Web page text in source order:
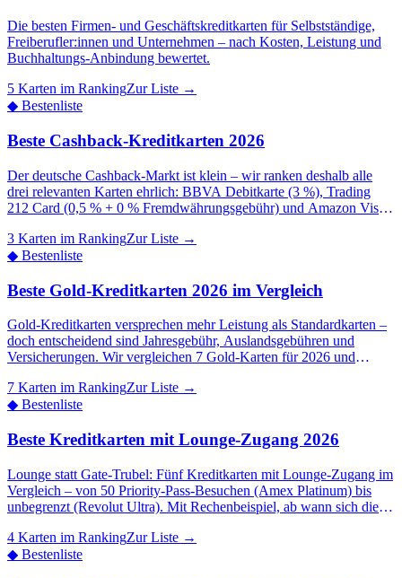
Die besten Firmen- und Geschäftskreditkarten für Selbstständige,
Freiberufler:innen und Unternehmen – nach Kosten, Leistung und
Buchhaltungs-Anbindung bewertet.
5 Karten im RankingZur Liste →
◆ Bestenliste
Beste Cashback-Kreditkarten 2026
Der deutsche Cashback-Markt ist klein – wir ranken deshalb alle
drei relevanten Karten ehrlich: BBVA Debitkarte (3 %), Trading
212 Card (0,5 % + 0 % Fremdwährungsgebühr) und Amazon Visa
Check.
3 Karten im RankingZur Liste →
◆ Bestenliste
Beste Gold-Kreditkarten 2026 im Vergleich
Gold-Kreditkarten versprechen mehr Leistung als Standardkarten –
doch entscheidend sind Jahresgebühr, Auslandsgebühren und
Versicherungen. Wir vergleichen 7 Gold-Karten für 2026 und
7 Karten im RankingZur Liste →
◆ Bestenliste
Beste Kreditkarten mit Lounge-Zugang 2026
Lounge statt Gate-Trubel: Fünf Kreditkarten mit Lounge-Zugang im
Vergleich – von 50 Priority-Pass-Besuchen (Amex Platinum) bis
unbegrenzt (Revolut Ultra). Mit Rechenbeispiel, ab wann sich die
4 Karten im RankingZur Liste →
◆ Bestenliste